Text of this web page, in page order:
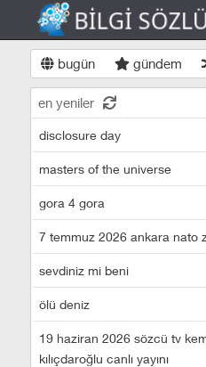
bugün gündem
en yeniler
disclosure day
masters of the universe
gora 4 gora
7 temmuz 2026 ankara nato
sevdiniz mi beni
ölü deniz
19 haziran 2026 sözcü tv
kılıçdaroğlu canlı yayını